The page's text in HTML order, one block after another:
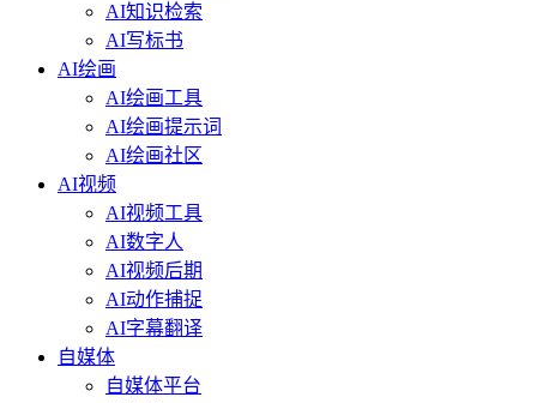
AI知识检索
AI写标书
AI绘画
AI绘画工具
AI绘画提示词
AI绘画社区
AI视频
AI视频工具
AI数字人
AI视频后期
AI动作捕捉
AI字幕翻译
自媒体
自媒体平台